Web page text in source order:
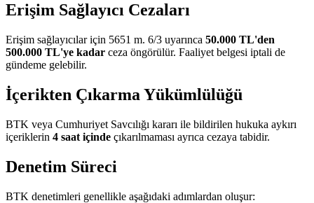
Erişim Sağlayıcı Cezaları
Erişim sağlayıcılar için 5651 m. 6/3 uyarınca 50.000 TL'den
500.000 TL'ye kadar ceza öngörülür. Faaliyet belgesi iptali de
gündeme gelebilir.
İçerikten Çıkarma Yükümlülüğü
BTK veya Cumhuriyet Savcılığı kararı ile bildirilen hukuka aykırı
içeriklerin 4 saat içinde çıkarılmaması ayrıca cezaya tabidir.
Denetim Süreci
BTK denetimleri genellikle aşağıdaki adımlardan oluşur: